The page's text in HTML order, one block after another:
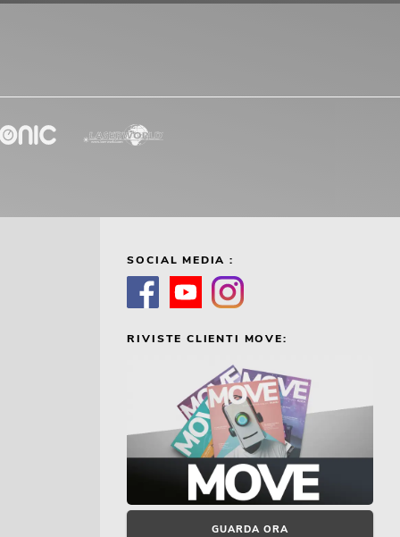
SOCIAL MEDIA :
RIVISTE CLIENTI MOVE:
GUARDA ORA